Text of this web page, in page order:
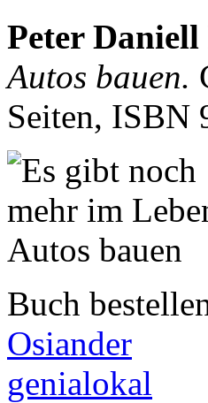
Peter Daniell
Autos bauen.
Seiten, ISBN
Buch
Osiander
genialokal